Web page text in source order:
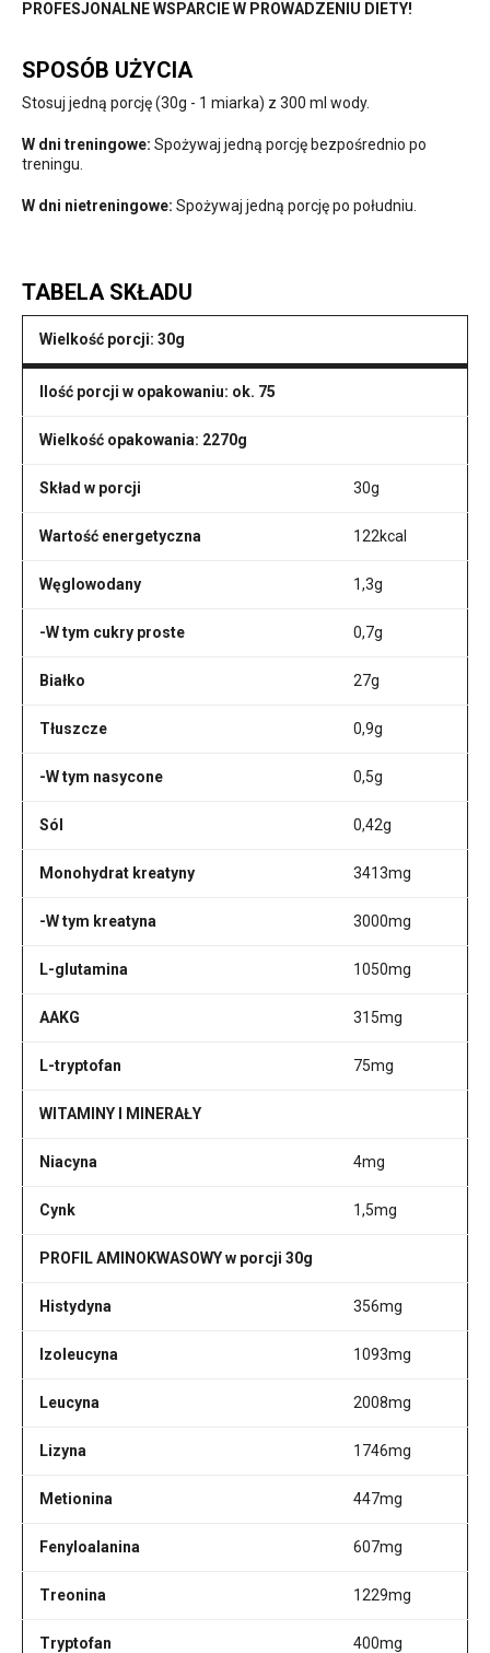
PROFESJONALNE WSPARCIE W PROWADZENIU DIETY!
SPOSÓB UŻYCIA
Stosuj jedną porcję (30g - 1 miarka) z 300 ml wody.
W dni treningowe: Spożywaj jedną porcję bezpośrednio po
treningu.
W dni nietreningowe: Spożywaj jedną porcję po południu.
TABELA SKŁADU
Wielkość porcji: 30g
Ilość porcji w opakowaniu: ok. 75
Wielkość opakowania: 2270g
Skład w porcji 30g
Wartość energetyczna 122kcal
Węglowodany 1,3g
-W tym cukry proste 0,7g
Białko 27g
Tłuszcze 0,9g
-W tym nasycone 0,5g
Sól 0,42g
Monohydrat kreatyny 3413mg
-W tym kreatyna 3000mg
L-glutamina 1050mg
AAKG 315mg
L-tryptofan 75mg
WITAMINY I MINERAŁY
Niacyna 4mg
Cynk 1,5mg
PROFIL AMINOKWASOWY w porcji 30g
Histydyna 356mg
Izoleucyna 1093mg
Leucyna 2008mg
Lizyna 1746mg
Metionina 447mg
Fenyloalanina 607mg
Treonina 1229mg
Tryptofan 400mg